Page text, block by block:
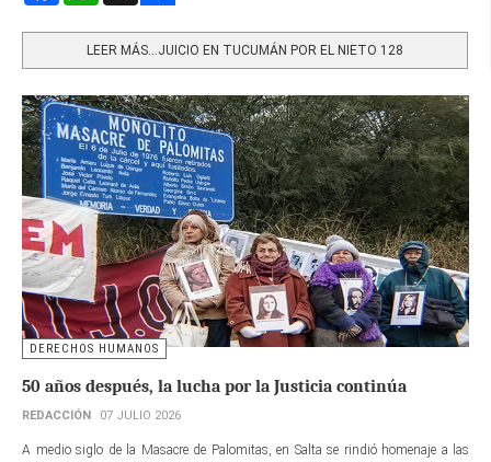
LEER MÁS…JUICIO EN TUCUMÁN POR EL NIETO 128
DERECHOS HUMANOS
50 años después, la lucha por la Justicia continúa
REDACCIÓN 07 JULIO 2026
A medio siglo de la Masacre de Palomitas, en Salta se rindió homenaje a las